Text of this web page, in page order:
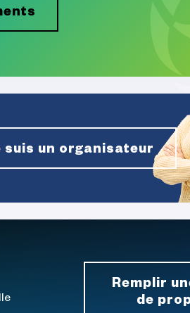
suis un organisateur
Remplir
de